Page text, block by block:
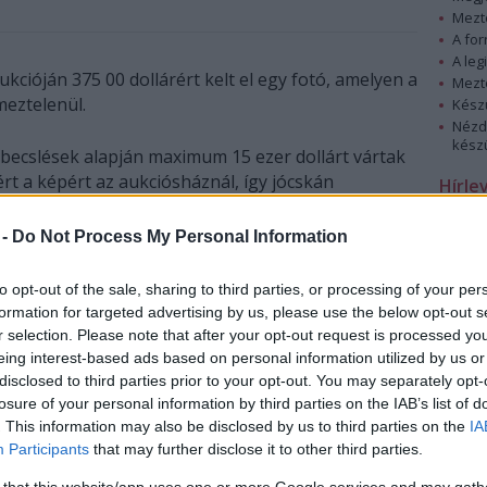
Do Not Process My Personal Information
opt-out of the sale, sharing to third parties, or processing of your
for targeted advertising by us, please use the below opt-out
selection. Please note that after your opt-out request is processed
interest-based ads based on personal information utilized by us
to third parties prior to your opt-out. You may separately
of your personal information by third parties on the IAB’s list of
This information may also be disclosed by us to third parties on the
Participants that may further disclose it to other third parties.
375 00 dollárért kelt el egy fotó, amelyen a
alapján maximum 15 ezer dollárt vártak
a képért az aukciósháznál, így jócskán
egy európai vásárlóhoz került, a neve azonban
Friedlander készítette az akkor még Madonna
néven ismert, húszéves Madonnáról 1979-
újsághirdetésre jelentkezve került el az
a fiatal Madonna igen
és még azt is
összehozni, de a
A
A